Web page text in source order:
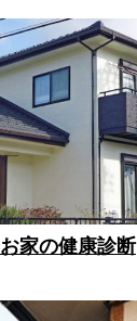
お家の健康診断